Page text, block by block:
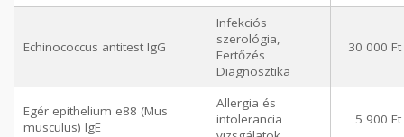
Echinococcus antitest IgG
Infekciós
szerológia,
Fertőzés
Diagnosztika
30 000 Ft
Egér epithelium e88 (Mus
musculus) IgE
Allergia és
intolerancia
5 900 Ft